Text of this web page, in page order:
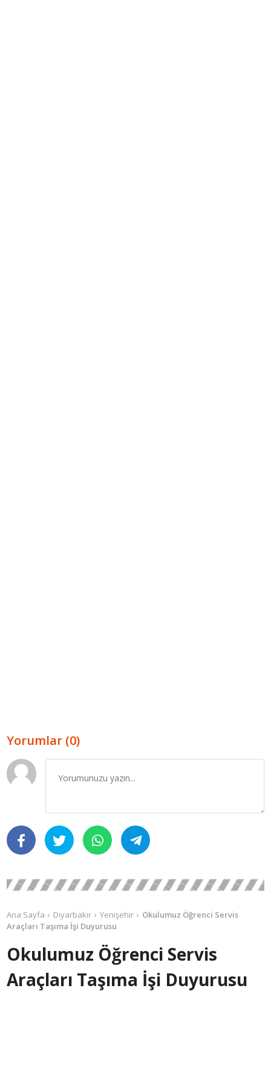
Yorumlar (0)
Ana Sayfa Diyarbakır Yenişehir
Okulumuz Öğrenci Servis
Araçları Taşıma İşi Duyurusu
Okulumuz Öğrenci Servis
Araçları Taşıma İşi Duyurusu